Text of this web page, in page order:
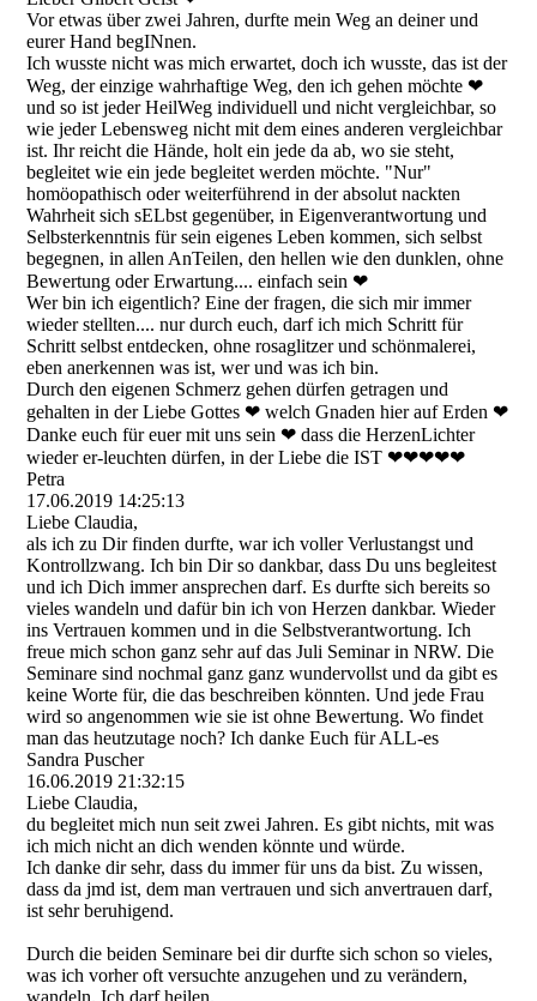
Vor etwas über zwei Jahren, durfte mein Weg an deiner und
eurer Hand begINnen.
Ich wusste nicht was mich erwartet, doch ich wusste, das ist der
Weg, der einzige wahrhaftige Weg, den ich gehen möchte ❤
und so ist jeder HeilWeg individuell und nicht vergleichbar, so
wie jeder Lebensweg nicht mit dem eines anderen vergleichbar
ist. Ihr reicht die Hände, holt ein jede da ab, wo sie steht,
begleitet wie ein jede begleitet werden möchte. "Nur"
homöopathisch oder weiterführend in der absolut nackten
Wahrheit sich sELbst gegenüber, in Eigenverantwortung und
Selbsterkenntnis für sein eigenes Leben kommen, sich selbst
begegnen, in allen AnTeilen, den hellen wie den dunklen, ohne
Bewertung oder Erwartung.... einfach sein ❤
Wer bin ich eigentlich? Eine der fragen, die sich mir immer
wieder stellten.... nur durch euch, darf ich mich Schritt für
Schritt selbst entdecken, ohne rosaglitzer und schönmalerei,
eben anerkennen was ist, wer und was ich bin.
Durch den eigenen Schmerz gehen dürfen getragen und
gehalten in der Liebe Gottes ❤ welch Gnaden hier auf Erden ❤
Danke euch für euer mit uns sein ❤ dass die HerzenLichter
wieder er-leuchten dürfen, in der Liebe die IST ❤❤❤❤❤
Petra
17.06.2019 14:25:13
Liebe Claudia,
als ich zu Dir finden durfte, war ich voller Verlustangst und
Kontrollzwang. Ich bin Dir so dankbar, dass Du uns begleitest
und ich Dich immer ansprechen darf. Es durfte sich bereits so
vieles wandeln und dafür bin ich von Herzen dankbar. Wieder
ins Vertrauen kommen und in die Selbstverantwortung. Ich
freue mich schon ganz sehr auf das Juli Seminar in NRW. Die
Seminare sind nochmal ganz ganz wundervollst und da gibt es
keine Worte für, die das beschreiben könnten. Und jede Frau
wird so angenommen wie sie ist ohne Bewertung. Wo findet
man das heutzutage noch? Ich danke Euch für ALL-es
Sandra Puscher
16.06.2019 21:32:15
Liebe Claudia,
du begleitet mich nun seit zwei Jahren. Es gibt nichts, mit was
ich mich nicht an dich wenden könnte und würde.
Ich danke dir sehr, dass du immer für uns da bist. Zu wissen,
dass da jmd ist, dem man vertrauen und sich anvertrauen darf,
ist sehr beruhigend.
Durch die beiden Seminare bei dir durfte sich schon so vieles,
was ich vorher oft versuchte anzugehen und zu verändern,